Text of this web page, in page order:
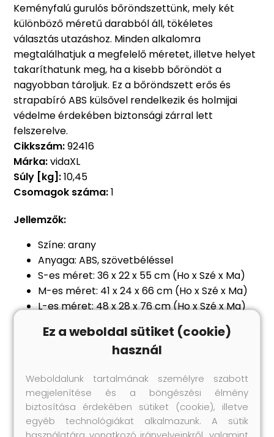
Keményfalú gurulós bőröndszettünk, mely két
különböző méretű darabból áll, tökéletes
választás utazáshoz. Minden alkalomra
megtalálhatjuk a megfelelő méretet, illetve helyet
takaríthatunk meg, ha a kisebb bőröndöt a
nagyobban tároljuk. Ez a bőröndszett erős és
strapabíró ABS külsővel rendelkezik és holmijai
védelme érdekében biztonsági zárral lett
felszerelve.
Cikkszám:92416
Márka:vidaXL
Súly [kg]:10,45
Csomagok száma:1
Jellemzők:
Színe: arany
Anyaga: ABS, szövetbéléssel
S-es méret: 36 x 22 x 55 cm (Ho x Szé x Ma)
M-es méret: 41 x 24 x 66 cm (Ho x Szé x Ma)
L-es méret: 48 x 28 x 76 cm (Ho x Szé x Ma)
kihúzva): 104 cm (S), 105 cm (M), 105 cm (L)
Belső feszítő pántok
Négy 360 fokos görgő
A kisebbek a nagyobbakba rakhatóak
A szállítás tartalma:
3 db gurulós bőrönd
Ez a weboldal sütiket (cookie)
használ
Weboldalunk tartalmának személyre szabott
megjelenítése és a böngészési élmény
biztosítása érdekében sütiket (cookie), illetve
egyéb technológiákat alkalmazunk. A sütik
használatára vonatkozó irányelveinkről, valamint